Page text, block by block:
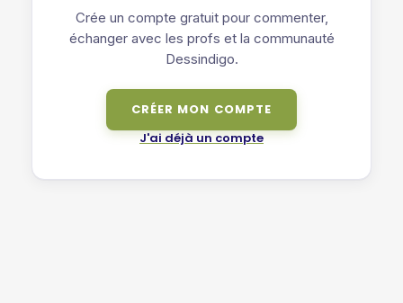
Crée un compte gratuit pour commenter,
échanger avec les profs et la communauté
Dessindigo.
CRÉER MON COMPTE
J'ai déjà un compte